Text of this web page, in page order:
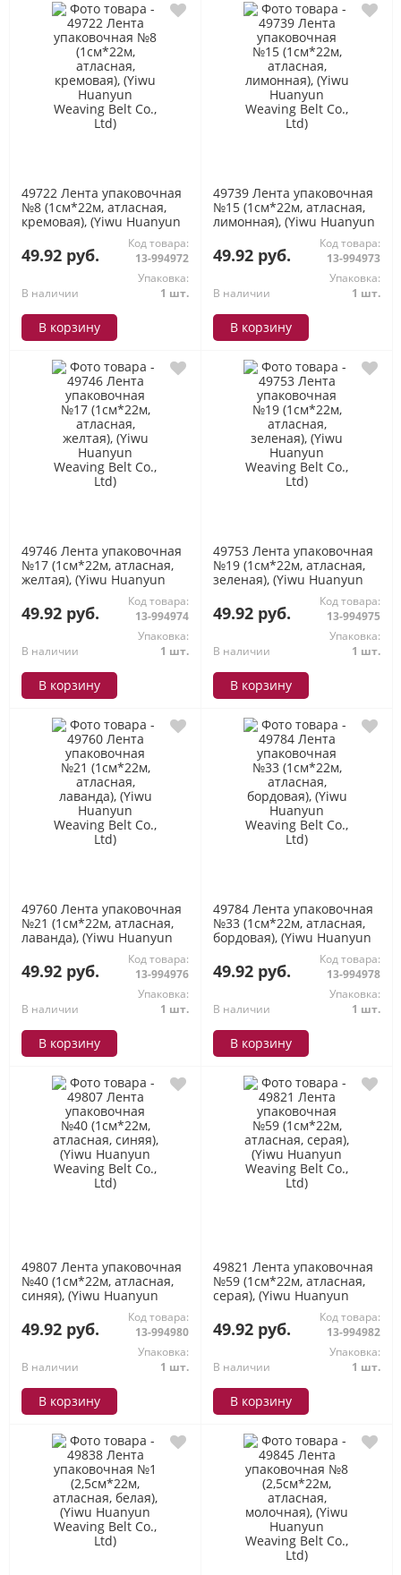
49722 Лента упаковочная
№8 (1см*22м, атласная,
кремовая), (Yiwu Huanyun
Weaving Belt Co., Ltd)
49.92 руб.
Код товара:
13-994972
В наличии
Упаковка:
1 шт.
В корзину
49739 Лента упаковочная
№15 (1см*22м, атласная,
лимонная), (Yiwu Huanyun
Weaving Belt Co., Ltd)
49.92 руб.
Код товара:
13-994973
В наличии
Упаковка:
1 шт.
В корзину
49746 Лента упаковочная
№17 (1см*22м, атласная,
желтая), (Yiwu Huanyun
Weaving Belt Co., Ltd)
49.92 руб.
Код товара:
13-994974
В наличии
Упаковка:
1 шт.
В корзину
49753 Лента упаковочная
№19 (1см*22м, атласная,
зеленая), (Yiwu Huanyun
Weaving Belt Co., Ltd)
49.92 руб.
Код товара:
13-994975
В наличии
Упаковка:
1 шт.
В корзину
49760 Лента упаковочная
№21 (1см*22м, атласная,
лаванда), (Yiwu Huanyun
Weaving Belt Co., Ltd)
49.92 руб.
Код товара:
13-994976
В наличии
Упаковка:
1 шт.
В корзину
49784 Лента упаковочная
№33 (1см*22м, атласная,
бордовая), (Yiwu Huanyun
Weaving Belt Co., Ltd)
49.92 руб.
Код товара:
13-994978
В наличии
Упаковка:
1 шт.
В корзину
49807 Лента упаковочная
№40 (1см*22м, атласная,
синяя), (Yiwu Huanyun
Weaving Belt Co., Ltd)
49.92 руб.
Код товара:
13-994980
В наличии
Упаковка:
1 шт.
В корзину
49821 Лента упаковочная
№59 (1см*22м, атласная,
серая), (Yiwu Huanyun
Weaving Belt Co., Ltd)
49.92 руб.
Код товара:
13-994982
В наличии
Упаковка:
1 шт.
В корзину